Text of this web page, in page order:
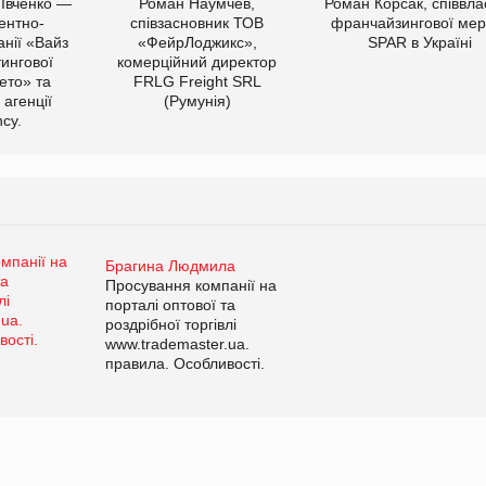
«Вайз
та
співзасновник ТОВ
«ФейрЛоджикс»,
комерційний директор
FRLG Freight SRL
(Румунія)
франчайзингової
SPAR в Україні
Брагина Людмила
Просування компанії на
порталі оптової та
роздрібної торгівлі
www.trademaster.ua.
правила. Особливості.